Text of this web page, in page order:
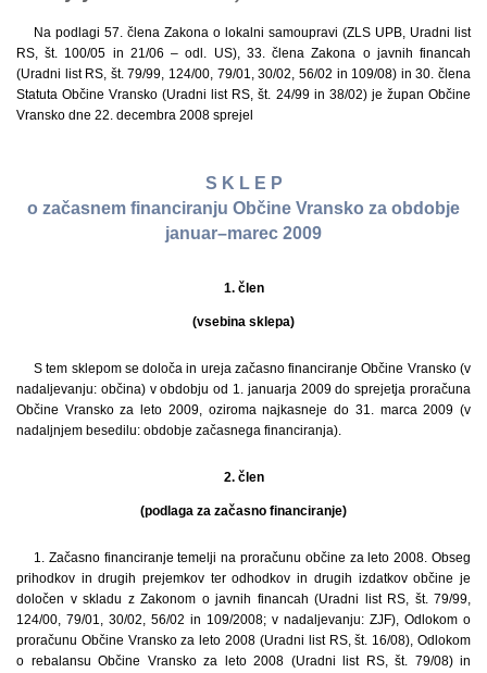
Na podlagi 57. člena Zakona o lokalni samoupravi (ZLS UPB, Uradni list
RS, št. 100/05 in 21/06 – odl. US), 33. člena Zakona o javnih financah
(Uradni list RS, št. 79/99, 124/00, 79/01, 30/02, 56/02 in 109/08) in 30. člena
Statuta Občine Vransko (Uradni list RS, št. 24/99 in 38/02) je župan Občine
Vransko dne 22. decembra 2008 sprejel
S K L E P
o začasnem financiranju Občine Vransko za obdobje
januar–marec 2009
1. člen
(vsebina sklepa)
S tem sklepom se določa in ureja začasno financiranje Občine Vransko (v
nadaljevanju: občina) v obdobju od 1. januarja 2009 do sprejetja proračuna
Občine Vransko za leto 2009, oziroma najkasneje do 31. marca 2009 (v
nadaljnjem besedilu: obdobje začasnega financiranja).
2. člen
(podlaga za začasno financiranje)
1. Začasno financiranje temelji na proračunu občine za leto 2008. Obseg
prihodkov in drugih prejemkov ter odhodkov in drugih izdatkov občine je
določen v skladu z Zakonom o javnih financah (Uradni list RS, št. 79/99,
124/00, 79/01, 30/02, 56/02 in 109/2008; v nadaljevanju: ZJF), Odlokom o
proračunu Občine Vransko za leto 2008 (Uradni list RS, št. 16/08), Odlokom
o rebalansu Občine Vransko za leto 2008 (Uradni list RS, št. 79/08) in